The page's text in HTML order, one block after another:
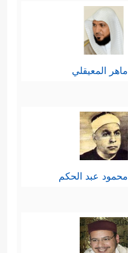
ماهر المعيقلي
محمود عبد الحكم